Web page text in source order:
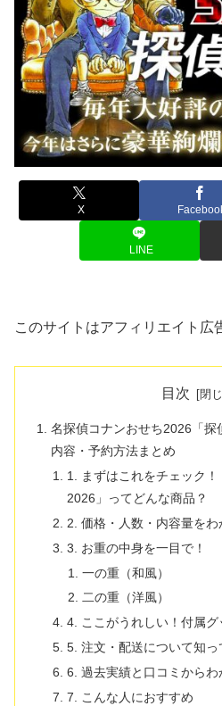
X
LINE
このサイトはアフィリエイト広
目次
名探偵コナンおせち2026「探
内容・予約方法まとめ
1. まずはこれをチェック
2026」ってどんな商品？
2. 価格・人数・内容量を
3. お重の中身を一目で！
一の重（和風）
二の重（洋風）
4. ここがうれしい！付属グ
5. 注文・配送について知っ
6. 過去実績と口コミからわ
7. こんな人におすすめ